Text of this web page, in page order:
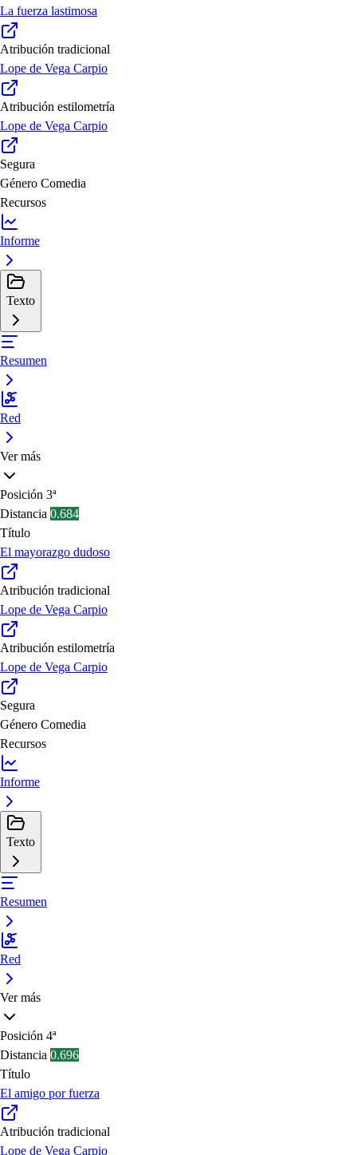
La fuerza lastimosa
Atribución tradicional
Lope de Vega Carpio
Atribución estilometría
Lope de Vega Carpio
Segura
Género Comedia
Recursos
Informe
Texto
Resumen
Red
Ver más
Posición 3ª
Distancia 0.684
Título
El mayorazgo dudoso
Atribución tradicional
Lope de Vega Carpio
Atribución estilometría
Lope de Vega Carpio
Segura
Género Comedia
Recursos
Informe
Texto
Resumen
Red
Ver más
Posición 4ª
Distancia 0.696
Título
El amigo por fuerza
Atribución tradicional
Lope de Vega Carpio